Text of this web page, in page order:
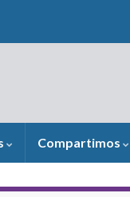
Compartimos